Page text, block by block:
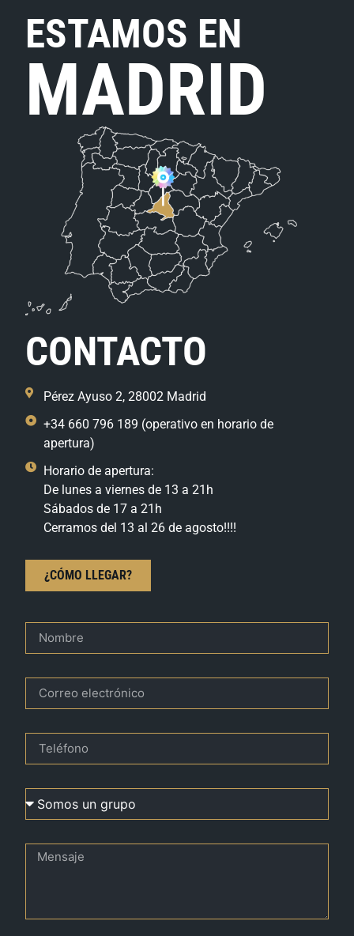
ESTAMOS EN
MADRID
CONTACTO
Pérez Ayuso 2, 28002 Madrid
+34 660 796 189 (operativo en horario de
apertura)
Horario de apertura:
De lunes a viernes de 13 a 21h
Sábados de 17 a 21h
Cerramos del 13 al 26 de agosto!!!!
¿CÓMO LLEGAR?